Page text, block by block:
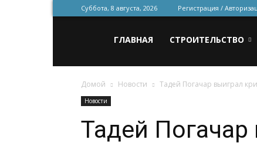
Суббота, 8 августа, 2026 Регистрация /
для
строительства
ГЛАВНАЯ СТРОИТЕЛЬСТВО
Домой Новости Тадей Погачар выиграл
Новости
Тадей